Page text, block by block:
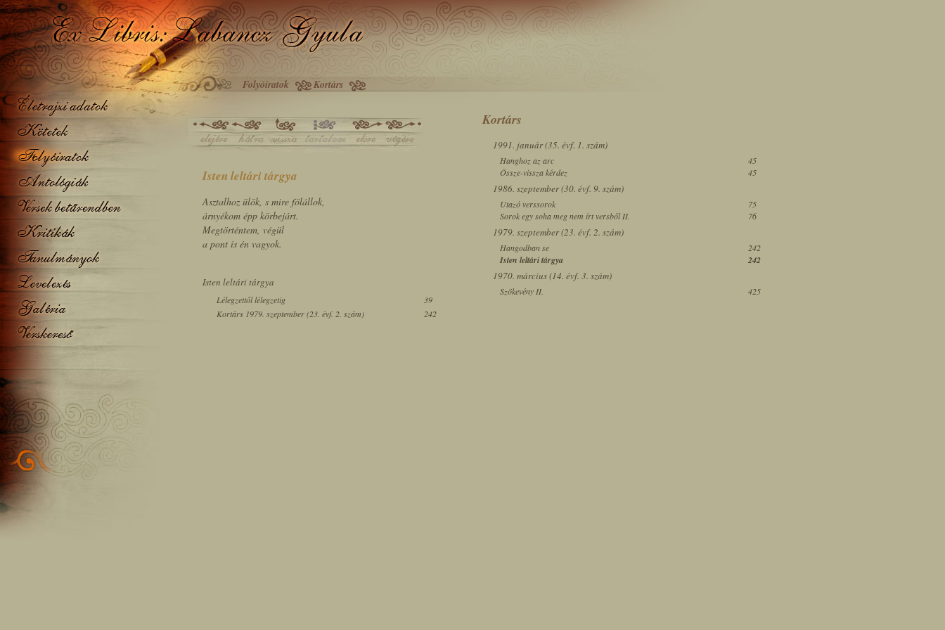
Folyóiratok Kortárs
Isten leltári tárgya
Asztalhoz ülök, s mire fölállok,
árnyékom épp körbejárt.
Megtörténtem, végül
a pont is én vagyok.
Isten leltári tárgya
Lélegzettől lélegzetig
39
Kortárs 1979. szeptember (23. évf. 2. szám)
242
Kortárs
1991. január (35. évf. 1. szám)
Hanghoz az arc
45
Össze-vissza kérdez
45
1986. szeptember (30. évf. 9. szám)
Utazó verssorok
75
Sorok egy soha meg nem írt versből II.
76
1979. szeptember (23. évf. 2. szám)
Hangodban se 242
Isten leltári tárgya 242
1970. március (14. évf. 3. szám)
Szökevény II. 425